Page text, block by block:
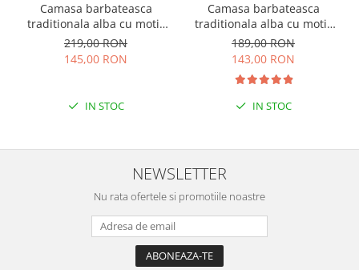
Camasa barbateasca
traditionala alba cu motiv
floral rosu Denis
219,00 RON
145,00 RON
IN STOC
Camasa barbateasca
traditionala alba cu motiv
geometric rosu Petru 07
189,00 RON
143,00 RON
IN STOC
NEWSLETTER
Nu rata ofertele si promotiile noastre